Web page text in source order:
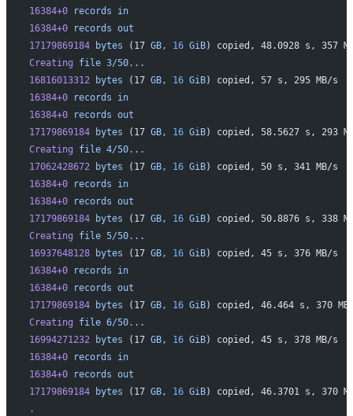
16384+0 records in
16384+0 records out
17179869184 bytes (17 GB, 16 GiB) copied, 48.0928 s, 357
Creating file 3/50...
16816013312 bytes (17 GB, 16 GiB) copied, 57 s, 295 MB/s
16384+0 records in
16384+0 records out
17179869184 bytes (17 GB, 16 GiB) copied, 58.5627 s, 293
Creating file 4/50...
17062428672 bytes (17 GB, 16 GiB) copied, 50 s, 341 MB/s
16384+0 records in
16384+0 records out
17179869184 bytes (17 GB, 16 GiB) copied, 50.8876 s, 338
Creating file 5/50...
16937648128 bytes (17 GB, 16 GiB) copied, 45 s, 376 MB/s
16384+0 records in
16384+0 records out
17179869184 bytes (17 GB, 16 GiB) copied, 46.464 s, 370
Creating file 6/50...
16994271232 bytes (17 GB, 16 GiB) copied, 45 s, 378 MB/s
16384+0 records in
16384+0 records out
17179869184 bytes (17 GB, 16 GiB) copied, 46.3701 s, 370
.